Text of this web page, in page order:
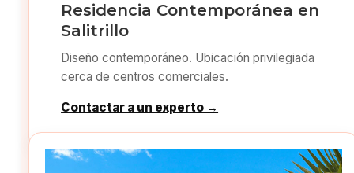
Residencia Contemporánea en
Salitrillo
Diseño contemporáneo. Ubicación privilegiada
cerca de centros comerciales.
Contactar a un experto →